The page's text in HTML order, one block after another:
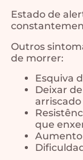
Estado de
Outros
de morrer:
Esquiva
Deixar
arriscado
que
Aumento